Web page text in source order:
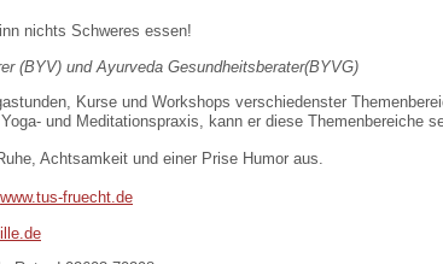
nichts Schweres essen!
(BYV) und Ayurveda Gesundheitsberater(BYVG)
Kurse und Workshops verschiedenster
und Meditationspraxis, kann er diese Themenbereiche
Achtsamkeit und einer Prise Humor aus.
www.tus-fruecht.de